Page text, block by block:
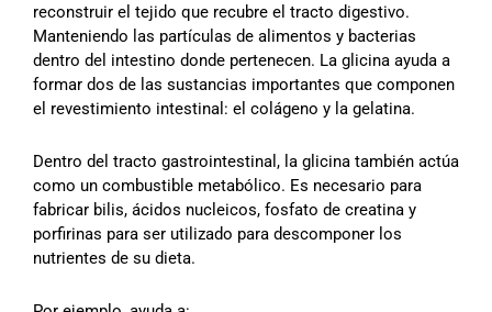
reconstruir el tejido que recubre el tracto digestivo.
Manteniendo las partículas de alimentos y bacterias
dentro del intestino donde pertenecen. La glicina ayuda a
formar dos de las sustancias importantes que componen
el revestimiento intestinal: el colágeno y la gelatina.
Dentro del tracto gastrointestinal, la glicina también actúa
como un combustible metabólico. Es necesario para
fabricar bilis, ácidos nucleicos, fosfato de creatina y
porfirinas para ser utilizado para descomponer los
nutrientes de su dieta.